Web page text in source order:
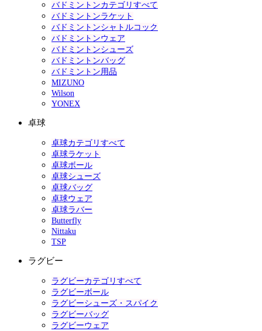
バドミントンカテゴリすべて
バドミントンラケット
バドミントンシャトルコック
バドミントンウェア
バドミントンシューズ
バドミントンバッグ
バドミントン用品
MIZUNO
Wilson
YONEX
卓球
卓球カテゴリすべて
卓球ラケット
卓球ボール
卓球シューズ
卓球バッグ
卓球ウェア
卓球ラバー
Butterfly
Nittaku
TSP
ラグビー
ラグビーカテゴリすべて
ラグビーボール
ラグビーシューズ・スパイク
ラグビーバッグ
ラグビーウェア